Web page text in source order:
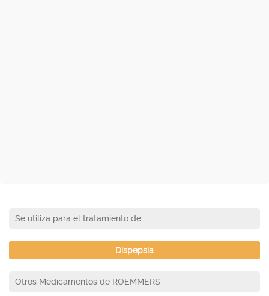
Se utiliza para el tratamiento de:
Dispepsia
Otros Medicamentos de ROEMMERS